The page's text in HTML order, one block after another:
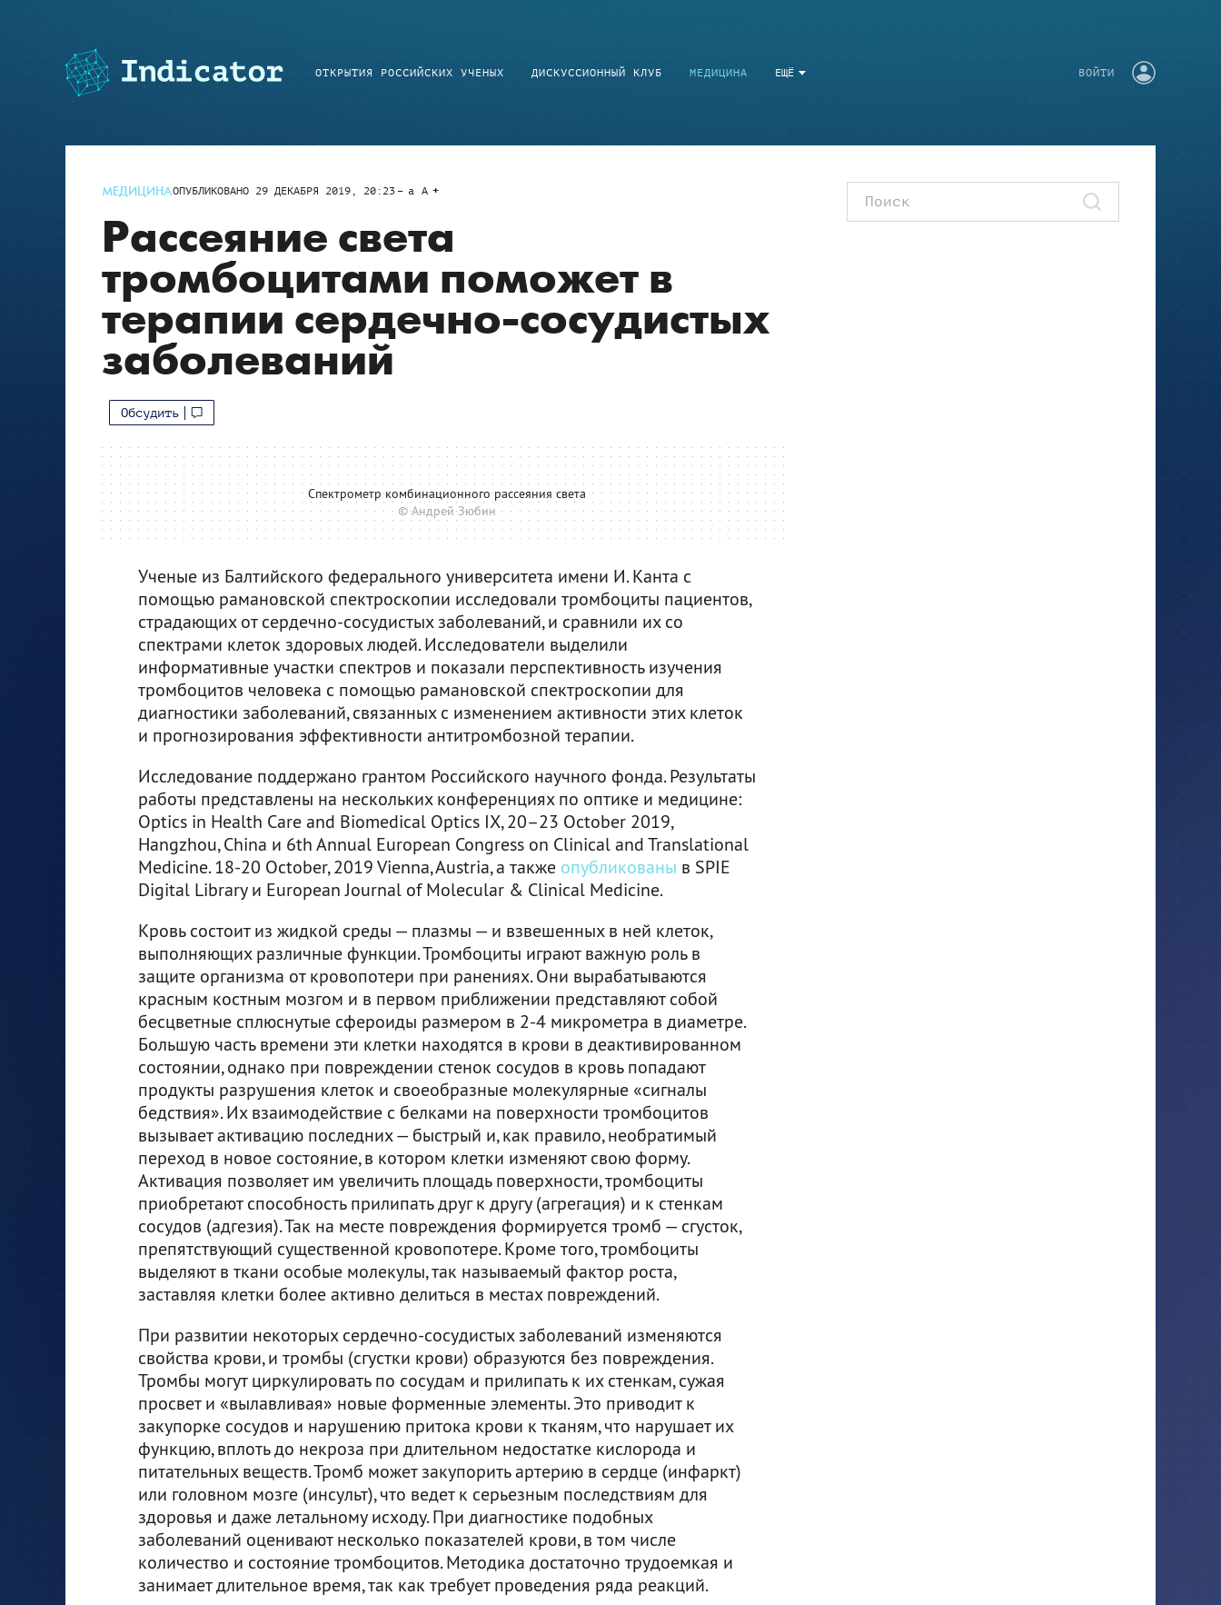
ЕЩЁ
ОТКРЫТИЯ РОССИЙСКИХ УЧЕНЫХ ДИСКУССИОННЫЙ КЛУБ МЕДИЦИНА ВОЙТИ
МЕДИЦИНАОПУБЛИКОВАНО 29 ДЕКАБРЯ 2019, 20:23 a A
Рассеяние света
тромбоцитами поможет в
терапии сердечно-сосудистых
заболеваний
Обсудить
Спектрометр комбинационного рассеяния света
© Андрей Зюбин
Ученые из Балтийского федерального университета имени И. Канта с
помощью рамановской спектроскопии исследовали тромбоциты пациентов,
страдающих от сердечно-сосудистых заболеваний, и сравнили их со
спектрами клеток здоровых людей. Исследователи выделили
информативные участки спектров и показали перспективность изучения
тромбоцитов человека с помощью рамановской спектроскопии для
диагностики заболеваний, связанных с изменением активности этих клеток
и прогнозирования эффективности антитромбозной терапии.
Исследование поддержано грантом Российского научного фонда. Результаты
работы представлены на нескольких конференциях по оптике и медицине:
Optics in Health Care and Biomedical Optics IX, 20–23 October 2019,
Hangzhou, China и 6th Annual European Congress on Clinical and Translational
Medicine. 18-20 October, 2019 Vienna, Austria, а также опубликованы в SPIE
Digital Library и European Journal of Molecular & Clinical Medicine.
Кровь состоит из жидкой среды — плазмы — и взвешенных в ней клеток,
выполняющих различные функции. Тромбоциты играют важную роль в
защите организма от кровопотери при ранениях. Они вырабатываются
красным костным мозгом и в первом приближении представляют собой
бесцветные сплюснутые сфероиды размером в 2-4 микрометра в диаметре.
Большую часть времени эти клетки находятся в крови в деактивированном
состоянии, однако при повреждении стенок сосудов в кровь попадают
продукты разрушения клеток и своеобразные молекулярные «сигналы
бедствия». Их взаимодействие с белками на поверхности тромбоцитов
вызывает активацию последних — быстрый и, как правило, необратимый
переход в новое состояние, в котором клетки изменяют свою форму.
Активация позволяет им увеличить площадь поверхности, тромбоциты
приобретают способность прилипать друг к другу (агрегация) и к стенкам
сосудов (адгезия). Так на месте повреждения формируется тромб — сгусток,
препятствующий существенной кровопотере. Кроме того, тромбоциты
выделяют в ткани особые молекулы, так называемый фактор роста,
заставляя клетки более активно делиться в местах повреждений.
При развитии некоторых сердечно-сосудистых заболеваний изменяются
свойства крови, и тромбы (сгустки крови) образуются без повреждения.
Тромбы могут циркулировать по сосудам и прилипать к их стенкам, сужая
просвет и «вылавливая» новые форменные элементы. Это приводит к
закупорке сосудов и нарушению притока крови к тканям, что нарушает их
функцию, вплоть до некроза при длительном недостатке кислорода и
питательных веществ. Тромб может закупорить артерию в сердце (инфаркт)
или головном мозге (инсульт), что ведет к серьезным последствиям для
здоровья и даже летальному исходу. При диагностике подобных
заболеваний оценивают несколько показателей крови, в том числе
количество и состояние тромбоцитов. Методика достаточно трудоемкая и
занимает длительное время, так как требует проведения ряда реакций.